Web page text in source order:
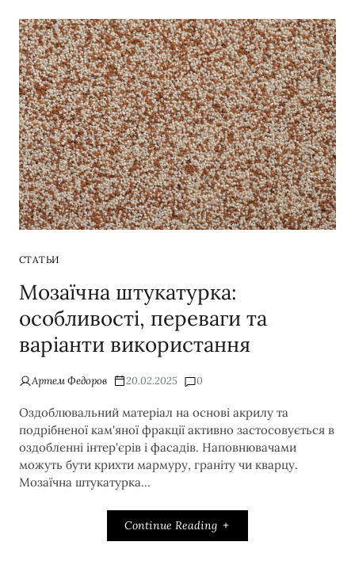
СТАТЬИ
Мозаїчна штукатурка:
особливості, переваги та
варіанти використання
Артем Федоров 20.02.2025 0
Оздоблювальний матеріал на основі акрилу та
подрібненої кам'яної фракції активно застосовується в
оздобленні інтер'єрів і фасадів. Наповнювачами
можуть бути крихти мармуру, граніту чи кварцу.
Мозаїчна штукатурка...
Continue Reading